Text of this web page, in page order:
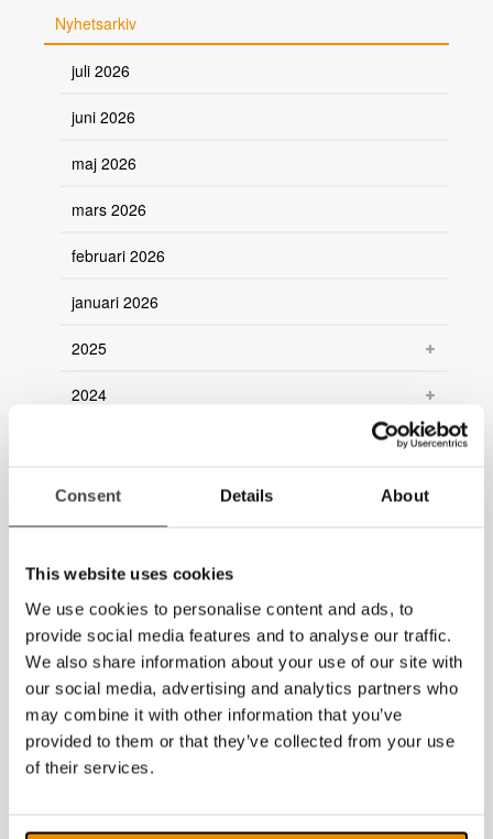
Consent Details About
This website uses cookies
We use cookies to personalise content and ads, to
provide social media features and to analyse our traffic.
We also share information about your use of our site with
our social media, advertising and analytics partners who
may combine it with other information that you’ve
provided to them or that they’ve collected from your use
of their services.
Nyhetsarkiv
juli 2026
juni 2026
maj 2026
mars 2026
februari 2026
januari 2026
2025
2024
2022
2021
2020
2019
2018
2017
2016